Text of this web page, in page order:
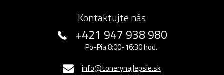
Kontaktujte nás
+421 947 938 980
Po-Pia 8:00-16:30 hod.
info@tonerynajlepsie.sk